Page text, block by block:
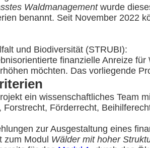
Waldmanagementwurde
benannt. Seit November 2022
und Biodiversität (STRUBI):
finanzielle Anreize
möchten. Das vorliegende
ein wissenschaftliches Team
Förderrecht,
zur Ausgestaltung eines
zum Modul Wälder mit hoher